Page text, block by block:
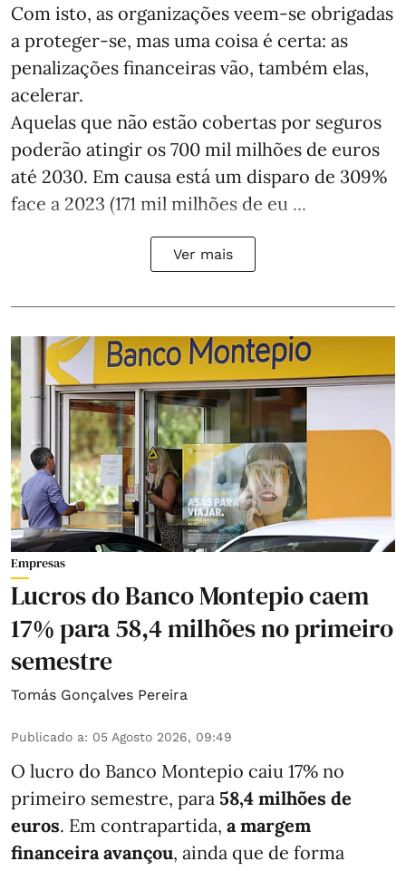
Com isto, as organizações veem-se obrigadas
a proteger-se, mas uma coisa é certa: as
penalizações financeiras vão, também elas,
acelerar.
Aquelas que não estão cobertas por seguros
poderão atingir os 700 mil milhões de euros
até 2030. Em causa está um disparo de 309%
face a 2023 (171 mil milhões de eu ...
Ver mais
Empresas
Lucros do Banco Montepio caem
17% para 58,4 milhões no primeiro
semestre
Tomás Gonçalves Pereira
Publicado a: 05 Agosto 2026, 09:49
O lucro do Banco Montepio caiu 17% no
primeiro semestre, para 58,4 milhões de
euros. Em contrapartida, a margem
financeira avançou, ainda que de forma